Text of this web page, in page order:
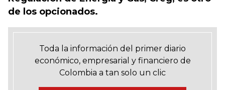
de los opcionados.
Toda la información del primer diario
económico, empresarial y financiero de
Colombia a tan solo un clic